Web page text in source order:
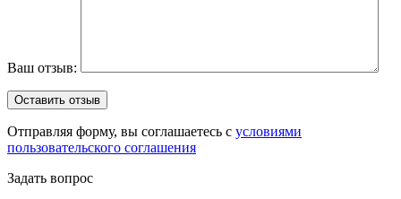
Ваш отзыв:
Отправляя форму, вы соглашаетесь с условиями
пользовательского соглашения
Задать вопрос